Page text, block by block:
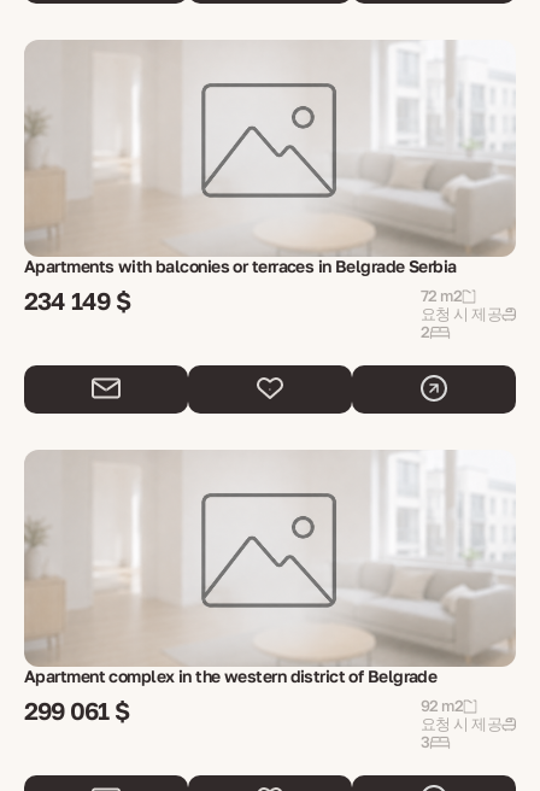
Apartments with balconies or terraces in Belgrade Serbia
234 149 $
72 m2
요청 시 제공
2
Apartment complex in the western district of Belgrade
299 061 $
92 m2
요청 시 제공
3